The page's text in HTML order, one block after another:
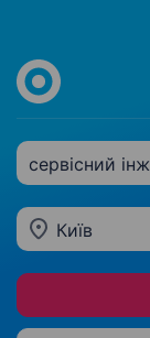
сервісний
Київ